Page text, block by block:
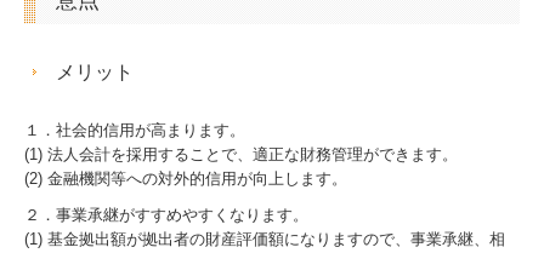
メリット
１．社会的信用が高まります。
(1) 法人会計を採用することで、適正な財務管理ができます。
(2) 金融機関等への対外的信用が向上します。
２．事業承継がすすめやすくなります。
(1) 基金拠出額が拠出者の財産評価額になりますので、事業承継、相